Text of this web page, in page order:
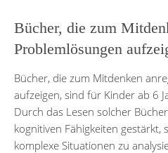
Bücher, die zum
Problemlösungen
Bücher, die zum Mitdenken
aufzeigen, sind für Kinder ab 6
Durch das Lesen solcher
kognitiven Fähigkeiten gestärkt,
komplexe Situationen zu